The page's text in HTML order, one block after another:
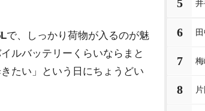
で、しっかり荷物が入るのが魅
ルバッテリーくらいならまと
たい」という日にちょうどい
5
6
7
8